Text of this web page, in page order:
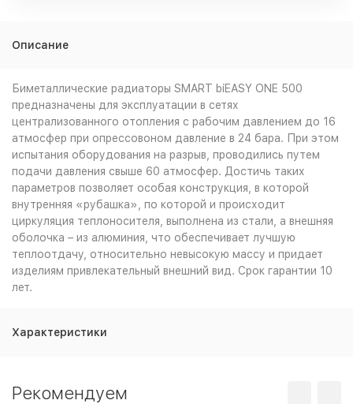
Описание
Биметаллические радиаторы SMART biEASY ONE 500
предназначены для эксплуатации в сетях
централизованного отопления с рабочим давлением до 16
атмосфер при опрессовоном давление в 24 бара. При этом
испытания оборудования на разрыв, проводились путем
подачи давления свыше 60 атмосфер. Достичь таких
параметров позволяет особая конструкция, в которой
внутренняя «рубашка», по которой и происходит
циркуляция теплоносителя, выполнена из стали, а внешняя
оболочка – из алюминия, что обеспечивает лучшую
теплоотдачу, относительно невысокую массу и придает
изделиям привлекательный внешний вид. Срок гарантии 10
лет.
Характеристики
Рекомендуем